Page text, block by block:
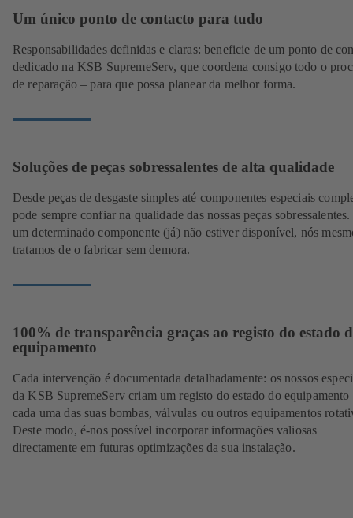
Um único ponto de contacto para tudo
Responsabilidades definidas e claras: beneficie de um ponto de
dedicado na KSB SupremeServ, que coordena consigo todo o
de reparação – para que possa planear da melhor forma.
Soluções de peças sobressalentes de alta qualidade
Desde peças de desgaste simples até componentes especiais
pode sempre confiar na qualidade das nossas peças sobressalentes.
um determinado componente (já) não estiver disponível, nós
tratamos de o fabricar sem demora.
100% de transparência graças ao registo do estado
equipamento
Cada intervenção é documentada detalhadamente: os nossos
da KSB SupremeServ criam um registo do estado do equipamento
cada uma das suas bombas, válvulas ou outros equipamentos
Deste modo, é-nos possível incorporar informações valiosas
directamente em futuras optimizações da sua instalação.